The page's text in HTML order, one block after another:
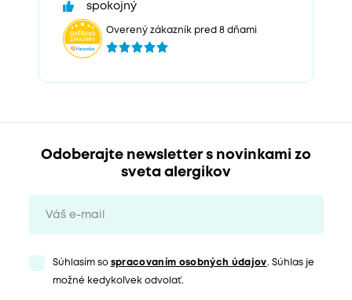
spokojný
Overený zákazník pred 8 dňami
Odoberajte newsletter s novinkami zo
sveta alergikov
Súhlasím so spracovaním osobných údajov. Súhlas je
možné kedykoľvek odvolať.